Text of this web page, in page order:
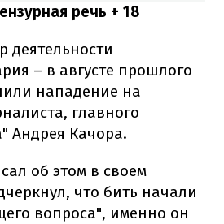
речь + 18
деятельности
– в августе прошлого
нападение на
главного
Андрея Качора.
об этом в своем
что бить начали
вопроса", именно он